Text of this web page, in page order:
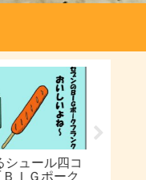
ュール四コ
ＩＧポーク